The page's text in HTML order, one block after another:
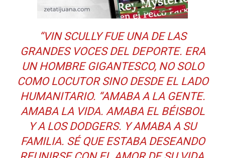
“VIN SCULLY FUE UNA DE LAS
GRANDES VOCES DEL DEPORTE. ERA
UN HOMBRE GIGANTESCO, NO SOLO
COMO LOCUTOR SINO DESDE EL LADO
HUMANITARIO. “AMABA A LA GENTE.
AMABA LA VIDA. AMABA EL BÉISBOL
Y A LOS DODGERS. Y AMABA A SU
FAMILIA. SÉ QUE ESTABA DESEANDO